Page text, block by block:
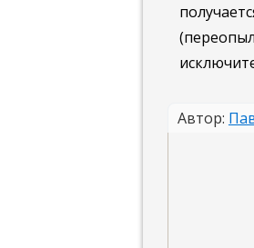
Автор: